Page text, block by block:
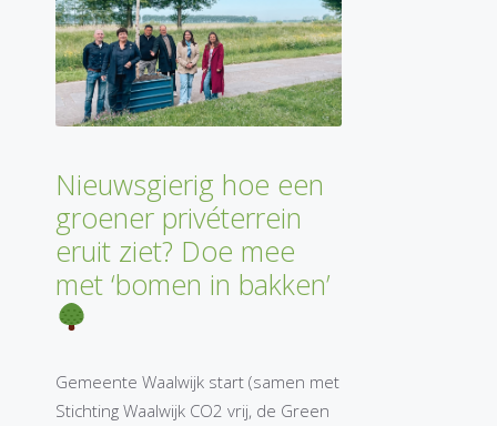
Nieuwsgierig hoe een
groener privéterrein
eruit ziet? Doe mee
met ‘bomen in bakken’
Gemeente Waalwijk start (samen met
Stichting Waalwijk CO2 vrij, de Green